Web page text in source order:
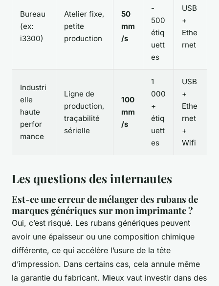
Bureau
(ex:
i3300)
Atelier fixe,
petite
production
50
mm
/s
-
500
étiq
uett
es
USB
+
Ethe
rnet
Industri
elle
haute
perfor
mance
Ligne de
production,
traçabilité
sérielle
100
mm
/s
1
000
+
étiq
uett
es
USB
+
Ethe
rnet
+
Wifi
Les questions des internautes
Est-ce une erreur de mélanger des rubans de
marques génériques sur mon imprimante ?
Oui, c’est risqué. Les rubans génériques peuvent
avoir une épaisseur ou une composition chimique
différente, ce qui accélère l’usure de la tête
d’impression. Dans certains cas, cela annule même
la garantie du fabricant. Mieux vaut investir dans des